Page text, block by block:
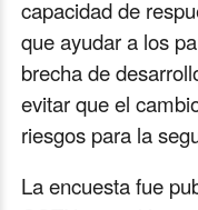
capacidad de
que ayudar a los
brecha de
evitar que el
riesgos para la
La encuesta fue